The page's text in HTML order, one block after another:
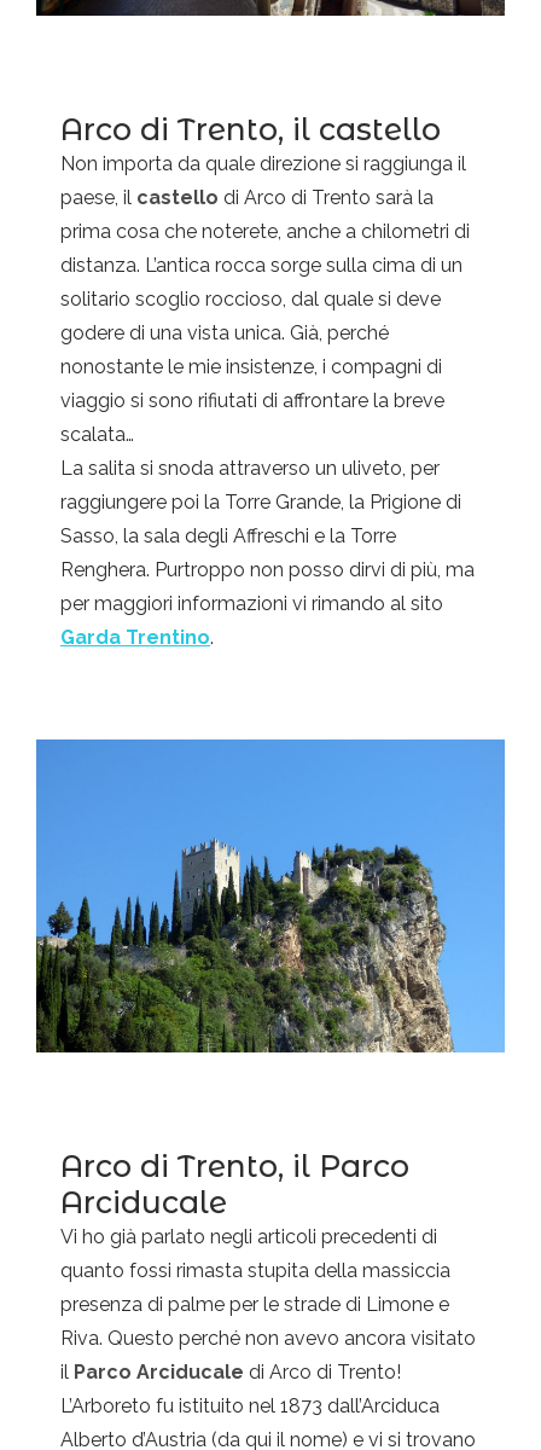
Arco di Trento, il castello
Non importa da quale direzione si raggiunga il
paese, il castello di Arco di Trento sarà la
prima cosa che noterete, anche a chilometri di
distanza. L’antica rocca sorge sulla cima di un
solitario scoglio roccioso, dal quale si deve
godere di una vista unica. Già, perché
nonostante le mie insistenze, i compagni di
viaggio si sono rifiutati di affrontare la breve
scalata…
La salita si snoda attraverso un uliveto, per
raggiungere poi la Torre Grande, la Prigione di
Sasso, la sala degli Affreschi e la Torre
Renghera. Purtroppo non posso dirvi di più, ma
per maggiori informazioni vi rimando al sito
Garda Trentino.
Arco di Trento, il Parco
Arciducale
Vi ho già parlato negli articoli precedenti di
quanto fossi rimasta stupita della massiccia
presenza di palme per le strade di Limone e
Riva. Questo perché non avevo ancora visitato
il Parco Arciducale di Arco di Trento!
L’Arboreto fu istituito nel 1873 dall’Arciduca
Alberto d’Austria (da qui il nome) e vi si trovano